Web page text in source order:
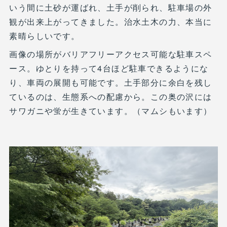
いう間に土砂が運ばれ、土手が削られ、駐車場の外
観が出来上がってきました。治水土木の力、本当に
素晴らしいです。
画像の場所がバリアフリーアクセス可能な駐車スペ
ース。ゆとりを持って4台ほど駐車できるようにな
り、車両の展開も可能です。土手部分に余白を残し
ているのは、生態系への配慮から。この奥の沢には
サワガニや蛍が生きています。（マムシもいます）